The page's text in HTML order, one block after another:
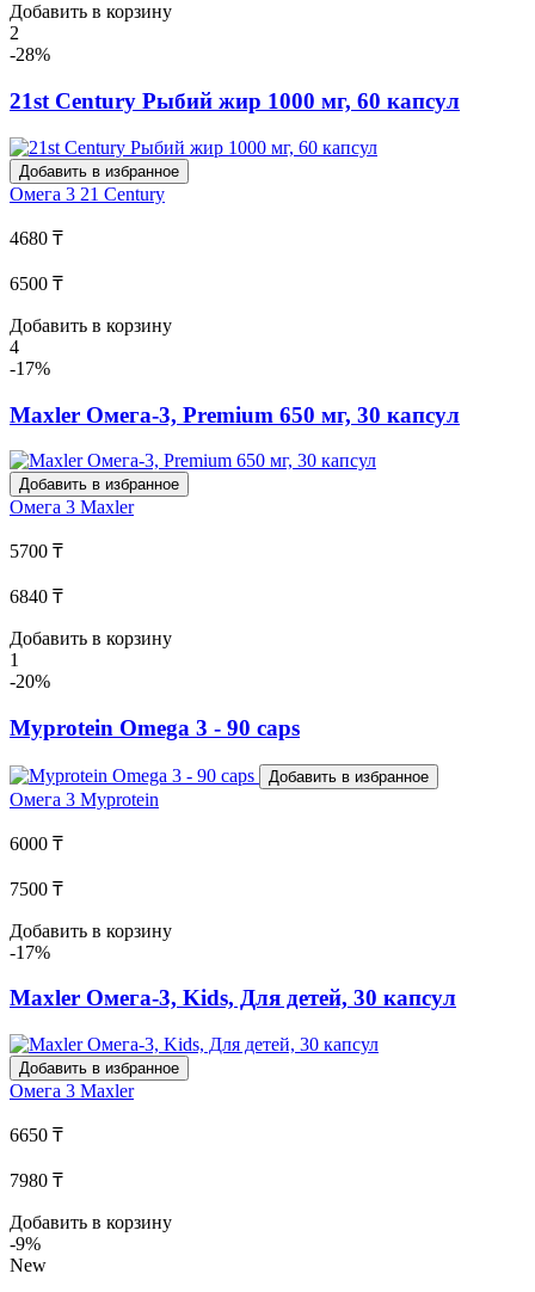
Добавить в корзину
2
-28%
21st Century Рыбий жир 1000 мг, 60 капсул
Добавить в избранное
Омега 3 21 Century
4680 ₸
6500 ₸
Добавить в корзину
4
-17%
Maxler Омега-3, Premium 650 мг, 30 капсул
Добавить в избранное
Омега 3 Maxler
5700 ₸
6840 ₸
Добавить в корзину
1
-20%
Myprotein Omega 3 - 90 caps
Добавить в избранное
Омега 3 Myprotein
6000 ₸
7500 ₸
Добавить в корзину
-17%
Maxler Омега-3, Kids, Для детей, 30 капсул
Добавить в избранное
Омега 3 Maxler
6650 ₸
7980 ₸
Добавить в корзину
-9%
New